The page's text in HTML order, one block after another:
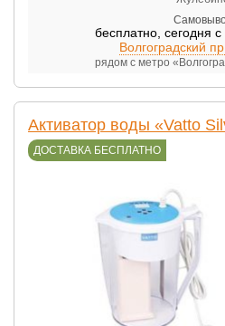
бесплатно, сегодня
Волгоградский
рядом с метро
Активатор воды «Vatto
ДОСТАВКА БЕСПЛАТНО